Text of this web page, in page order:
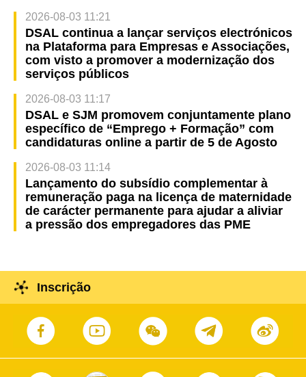
2026-08-03 11:21
DSAL continua a lançar serviços electrónicos
na Plataforma para Empresas e Associações,
com visto a promover a modernização dos
serviços públicos
2026-08-03 11:17
DSAL e SJM promovem conjuntamente plano
específico de “Emprego + Formação” com
candidaturas online a partir de 5 de Agosto
2026-08-03 11:14
Lançamento do subsídio complementar à
remuneração paga na licença de maternidade
de carácter permanente para ajudar a aliviar
a pressão dos empregadores das PME
Inscrição